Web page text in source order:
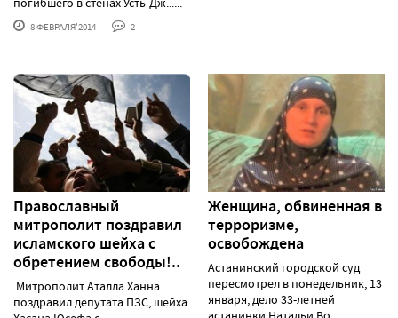
8 ФЕВРАЛЯ'2014 2
Православный
митрополит поздравил
исламского шейха с
обретением свободы!..
Митрополит Аталла Ханна
поздравил депутата ПЗС, шейха
Женщина, обвиненная в
терроризме,
освобождена
Астанинский городской суд
пересмотрел в понедельник, 13
января, дело 33-летней